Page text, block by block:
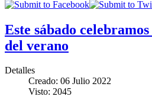
Este sábado
del verano
Detalles
Creado: 06 Julio 2022
Visto: 2045